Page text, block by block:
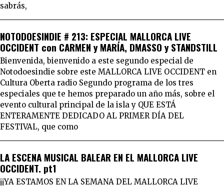
sabrás,
NOTODOESINDIE # 213: ESPECIAL MALLORCA LIVE
OCCIDENT con CARMEN y MARÍA, DMASSO y STANDSTILL
Bienvenida, bienvenido a este segundo especial de
Notodoesindie sobre este MALLORCA LIVE OCCIDENT en
Cultura Oberta radio Segundo programa de los tres
especiales que te hemos preparado un año más, sobre el
evento cultural principal de la isla y QUE ESTÁ
ENTERAMENTE DEDICADO AL PRIMER DÍA DEL
FESTIVAL, que como
LA ESCENA MUSICAL BALEAR EN EL MALLORCA LIVE
OCCIDENT. pt1
¡¡YA ESTAMOS EN LA SEMANA DEL MALLORCA LIVE